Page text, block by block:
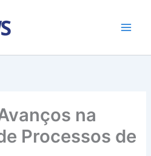
na
Processos de